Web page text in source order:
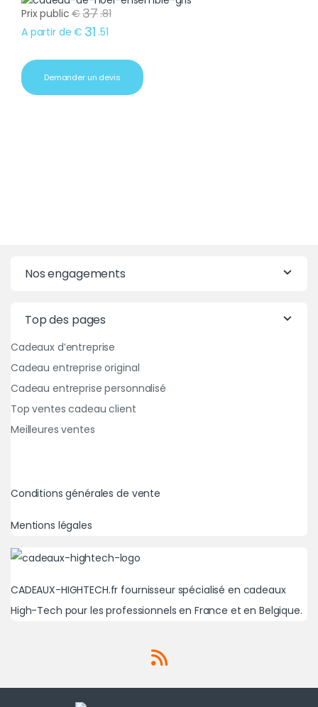
Prix public €37.81
A partir de € 31 .51
Demander un devis
Nos engagements
Top des pages
Cadeaux d’entreprise
Cadeau entreprise original
Cadeau entreprise personnalisé
Top ventes cadeau client
Meilleures ventes
Conditions générales de vente
Mentions légales
CADEAUX-HIGHTECH.fr fournisseur spécialisé en cadeaux
High-Tech pour les professionnels en France et en Belgique.